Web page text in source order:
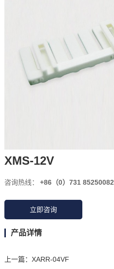
XMS-12V
咨询热线： +86（0）731 85250082
立即咨询
产品详情
上一篇： XARR-04VF